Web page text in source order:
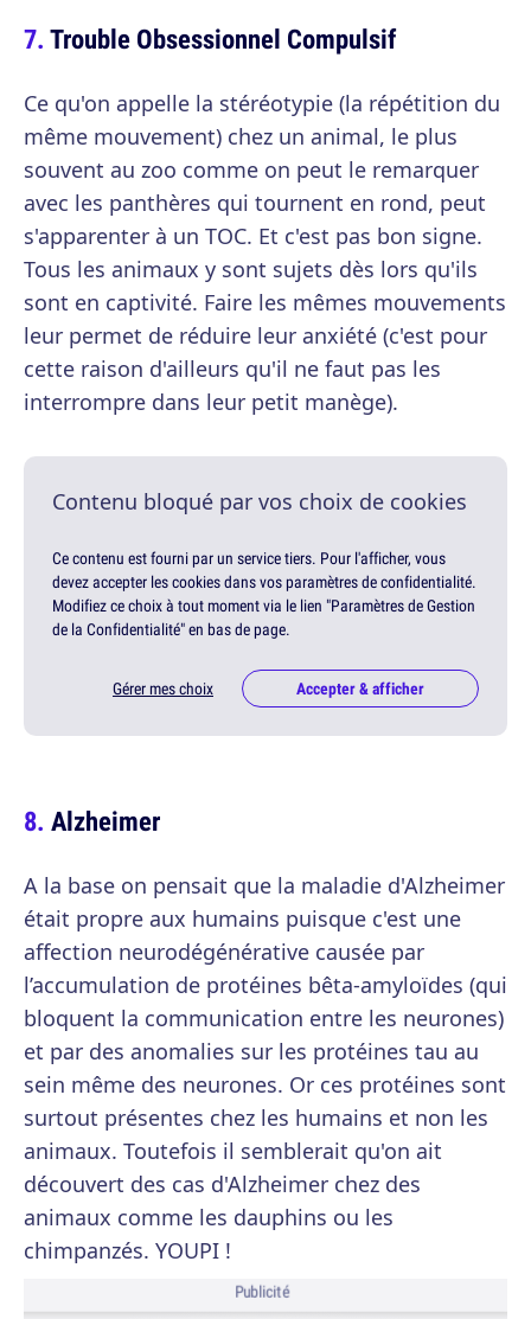
Trouble Obsessionnel Compulsif
Ce qu'on appelle la stéréotypie (la répétition du
même mouvement) chez un animal, le plus
souvent au zoo comme on peut le remarquer
avec les panthères qui tournent en rond, peut
s'apparenter à un TOC. Et c'est pas bon signe.
Tous les animaux y sont sujets dès lors qu'ils
sont en captivité. Faire les mêmes mouvements
leur permet de réduire leur anxiété (c'est pour
cette raison d'ailleurs qu'il ne faut pas les
interrompre dans leur petit manège).
Contenu bloqué par vos choix de cookies
Ce contenu est fourni par un service tiers. Pour l'afficher, vous
devez accepter les cookies dans vos paramètres de confidentialité.
Modifiez ce choix à tout moment via le lien "Paramètres de Gestion
de la Confidentialité" en bas de page.
Gérer mes choix Accepter & afficher
Alzheimer
A la base on pensait que la maladie d'Alzheimer
était propre aux humains puisque c'est une
affection neurodégénérative causée par
l’accumulation de protéines bêta-amyloïdes (qui
bloquent la communication entre les neurones)
et par des anomalies sur les protéines tau au
sein même des neurones. Or ces protéines sont
surtout présentes chez les humains et non les
animaux. Toutefois il semblerait qu'on ait
découvert des cas d'Alzheimer chez des
animaux comme les dauphins ou les
chimpanzés. YOUPI !
Publicité